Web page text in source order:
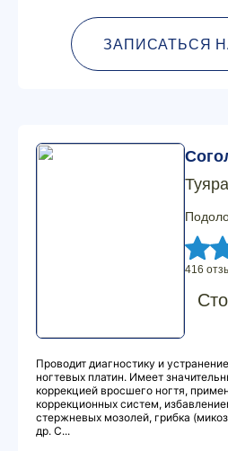
ЗАПИСАТЬСЯ
416
Проводит диагностику и
ногтевых платин. Имеет
коррекцией вросшего ногтя,
коррекционных систем,
стержневых мозолей, грибка
др. С...